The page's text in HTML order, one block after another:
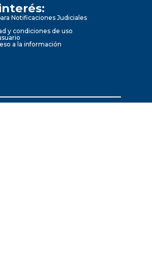
Notificaciones Judiciales
y condiciones de uso
a la información